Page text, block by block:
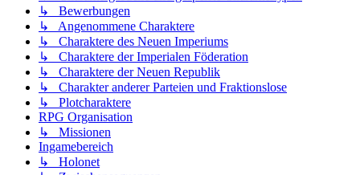
↳ Bewerbungen
↳ Angenommene Charaktere
↳ Charaktere des Neuen Imperiums
↳ Charaktere der Imperialen Föderation
↳ Charaktere der Neuen Republik
↳ Charakter anderer Parteien und Fraktionslose
↳ Plotcharaktere
RPG Organisation
↳ Missionen
Ingamebereich
↳ Holonet